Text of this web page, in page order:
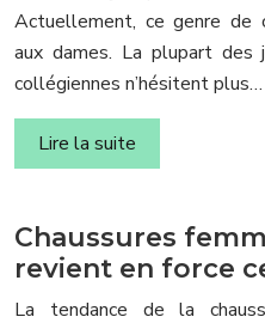
Actuellement, ce genre de
aux dames. La plupart
collégiennes n’hésitent plus…
Lire la suite
Chaussures
revient en force
La tendance de la